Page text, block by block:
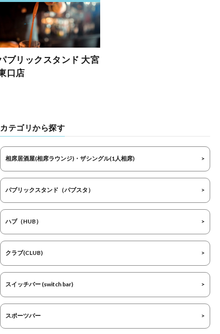
ブリックスタンド 大宮
口店
カテゴリから探す
相席居酒屋(相席ラウンジ)・ザシングル(1人相席)
パブリックスタンド（パブスタ）
ハブ（HUB）
クラブ(CLUB)
スイッチバー (switch bar)
スポーツバー